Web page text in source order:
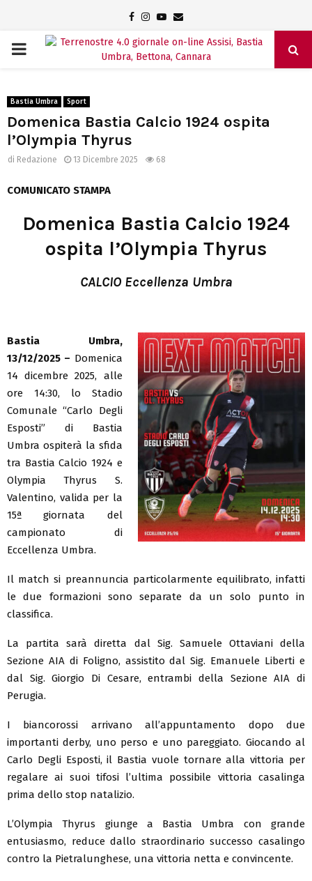
Facebook
Instagram
Youtube
Email
PRIMARY
Bastia Umbra Sport
Domenica Bastia Calcio 1924 ospita
l’Olympia Thyrus
di Redazione 13 Dicembre 2025 68
COMUNICATO STAMPA
Domenica Bastia Calcio 1924
ospita l’Olympia Thyrus
CALCIO Eccellenza Umbra
Bastia Umbra,
13/12/2025 – Domenica
14 dicembre 2025, alle
ore 14:30, lo Stadio
Comunale “Carlo Degli
Esposti” di Bastia
Umbra ospiterà la sfida
tra Bastia Calcio 1924 e
Olympia Thyrus S.
Valentino, valida per la
15ª giornata del
campionato di
Eccellenza Umbra.
Il match si preannuncia particolarmente equilibrato, infatti
le due formazioni sono separate da un solo punto in
classifica.
La partita sarà diretta dal Sig. Samuele Ottaviani della
Sezione AIA di Foligno, assistito dal Sig. Emanuele Liberti e
dal Sig. Giorgio Di Cesare, entrambi della Sezione AIA di
Perugia.
I biancorossi arrivano all’appuntamento dopo due
importanti derby, uno perso e uno pareggiato. Giocando al
Carlo Degli Esposti, il Bastia vuole tornare alla vittoria per
regalare ai suoi tifosi l’ultima possibile vittoria casalinga
prima dello stop natalizio.
L’Olympia Thyrus giunge a Bastia Umbra con grande
entusiasmo, reduce dallo straordinario successo casalingo
contro la Pietralunghese, una vittoria netta e convincente.